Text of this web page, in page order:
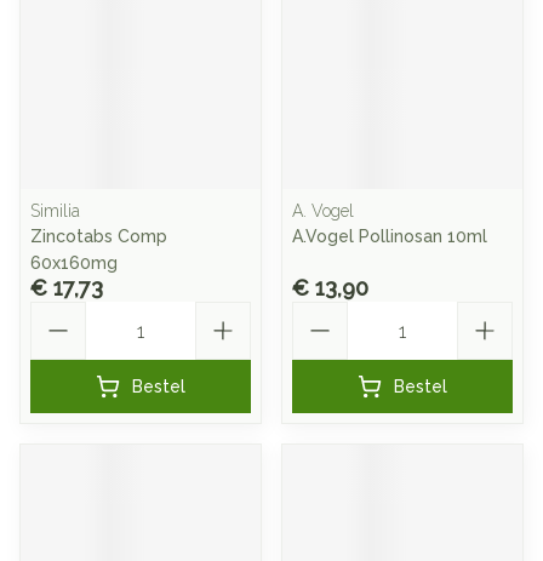
Similia
Zincotabs Comp
60x160mg
€ 17,73
Bestel
A. Vogel
A.Vogel Pollinosan 10ml
€ 13,90
Bestel